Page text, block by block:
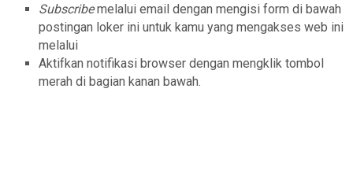
Subscribemelalui email dengan mengisi form di bawah
postingan loker ini untuk kamu yang mengakses web ini
melalui
Aktifkan notifikasi browser dengan mengklik tombol
merah di bagian kanan bawah.